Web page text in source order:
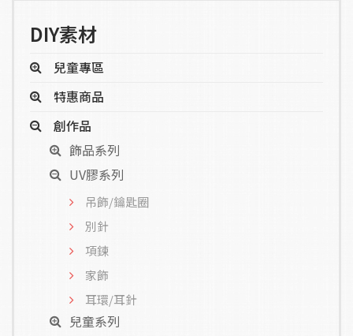
DIY素材
兒童專區
特惠商品
創作品
飾品系列
UV膠系列
吊飾/鑰匙圈
別針
項鍊
家飾
耳環/耳針
兒童系列